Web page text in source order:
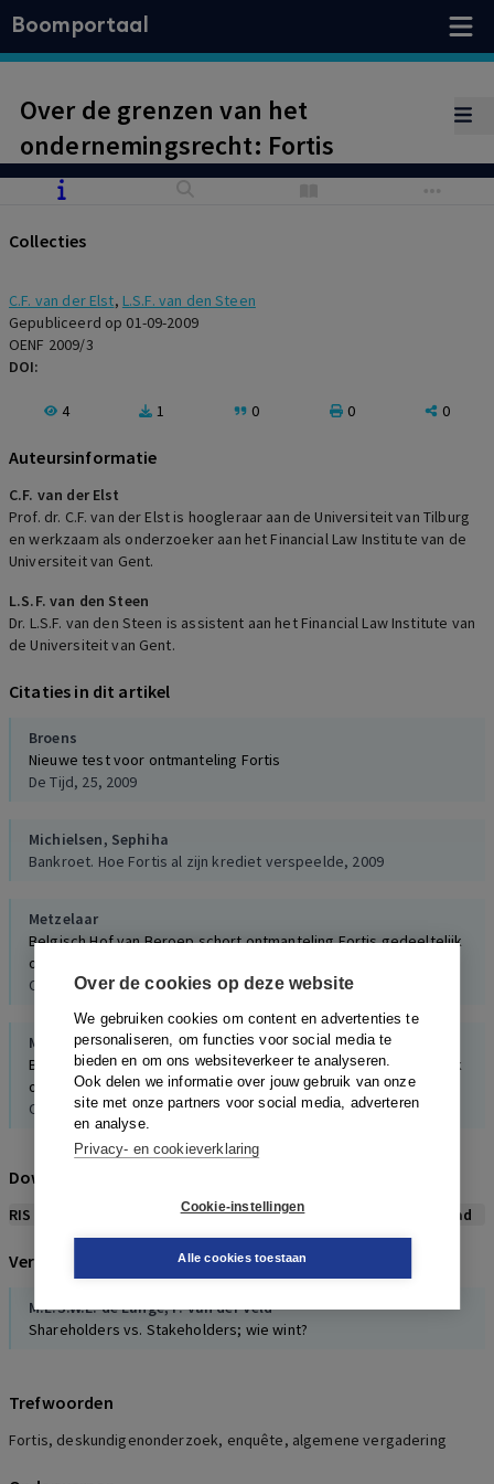
Over de cookies op deze website
We gebruiken cookies om content en advertenties te
personaliseren, om functies voor social media te
bieden en om ons websiteverkeer te analyseren.
Ook delen we informatie over jouw gebruik van onze
site met onze partners voor social media, adverteren
en analyse.
Privacy- en cookieverklaring
Cookie-instellingen
Alle cookies toestaan
Boomportaal
Over de grenzen van het
ondernemingsrecht: Fortis
Collecties
C.F. van der Elst, L.S.F. van den Steen
Gepubliceerd op 01-09-2009
OENF 2009/3
DOI:
4 1 0 0 0
Auteursinformatie
C.F. van der Elst
Prof. dr. C.F. van der Elst is hoogleraar aan de Universiteit van Tilburg
en werkzaam als onderzoeker aan het Financial Law Institute van de
Universiteit van Gent.
L.S.F. van den Steen
Dr. L.S.F. van den Steen is assistent aan het Financial Law Institute van
de Universiteit van Gent.
Citaties in dit artikel
Broens
Nieuwe test voor ontmanteling Fortis
De Tijd, 25, 2009
Michielsen, Sephiha
Bankroet. Hoe Fortis al zijn krediet verspeelde, 2009
Metzelaar
Belgisch Hof van Beroep schort ontmanteling Fortis gedeeltelijk
op
Ondernemingsrecht, 4, 2009
Metzelaar
Belgisch Hof van Beroep schort ontmanteling Fortis gedeeltelijk
op
Ondernemingsrecht, 4, 2009
G. De Leval en B. Tilleman, Deskundigenonderzoek/L’expertise, 4,
2003
Francois
Antwerpen-, 1999
vennootschap, 2002
Download citeerwijze bij dit artikel
RIS APA Vancouver Leidraad
Verwijzingen naar dit artikel
M.L.S.W.E. de Lange,P. van der Veld
Shareholders vs. Stakeholders; wie wint?
Trefwoorden
Fortis, deskundigenonderzoek, enquête, algemene vergadering